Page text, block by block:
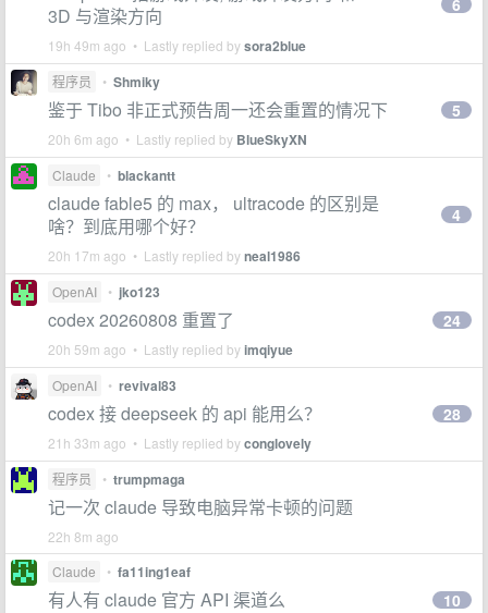
3D 与渲染方向
19h 49m ago • Lastly replied bysora2blue
6
程序员 • Shmiky
鉴于 Tibo 非正式预告周一还会重置的情况下
20h 6m ago • Lastly replied by BlueSkyXN
5
Claude • blackantt
claude fable5 的 max， ultracode 的区别是
啥？到底用哪个好？
20h 17m ago • Lastly replied byneal1986
4
OpenAI • jko123
codex 20260808 重置了
20h 59m ago • Lastly replied byimqiyue
24
OpenAI • revival83
codex 接 deepseek 的 api 能用么？
21h 33m ago • Lastly replied byconglovely
28
程序员 • trumpmaga
记一次 claude 导致电脑异常卡顿的问题
22h 8m ago
Claude
• fa11ing1eaf
有人有 claude 官方 API 渠道么 10